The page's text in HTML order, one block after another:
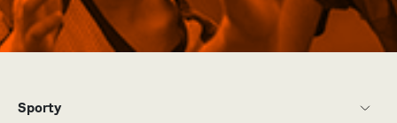
Sporty